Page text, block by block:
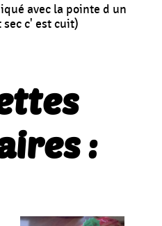
avec la pointe d un
c' est cuit)
: